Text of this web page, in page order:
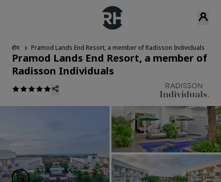
होम Pramod Lands End Resort, a member of Radisson Individuals
Pramod Lands End Resort, a member of
Radisson Individuals